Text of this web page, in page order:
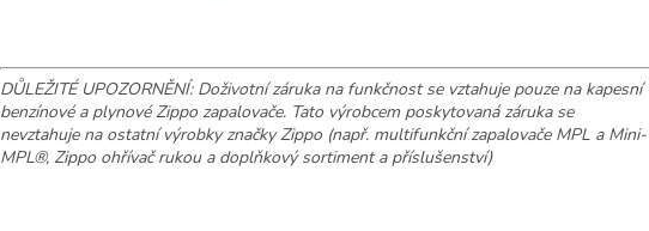
DŮLEŽITÉ UPOZORNĚNÍ: Doživotní záruka na funkčnost se vztahuje pouze na kapesní
benzínové a plynové Zippo zapalovače. Tato výrobcem poskytovaná záruka se
nevztahuje na ostatní výrobky značky Zippo (např. multifunkční zapalovače MPL a Mini-
MPL®, Zippo ohřívač rukou a doplňkový sortiment a příslušenství)